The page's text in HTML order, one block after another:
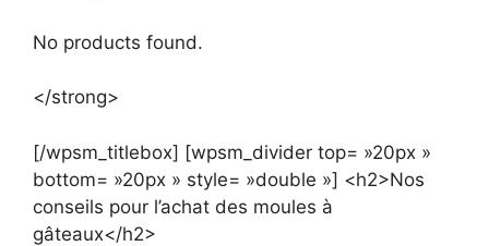
No products found.
</strong>
[/wpsm_titlebox] [wpsm_divider top= »20px »
bottom= »20px » style= »double »] <h2>Nos
conseils pour l’achat des moules à
gâteaux</h2>